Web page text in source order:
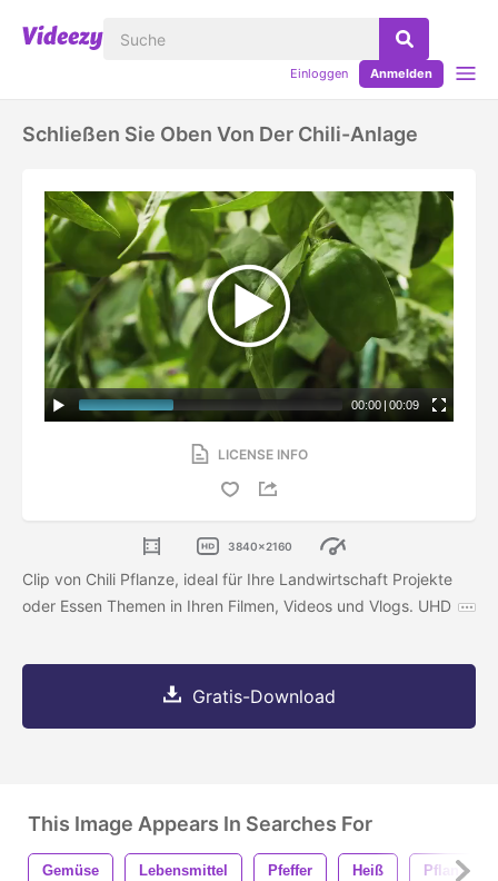
Einloggen Anmelden
Schließen Sie Oben Von Der Chili-Anlage
00:00 | 00:09
LICENSE INFO
3840x2160
Clip von Chili Pflanze, ideal für Ihre Landwirtschaft Projekte
oder Essen Themen in Ihren Filmen, Videos und Vlogs. UHD
Gratis-Download
This Image Appears In Searches For
Gemüse Lebensmittel Pfeffer Heiß Pflanze